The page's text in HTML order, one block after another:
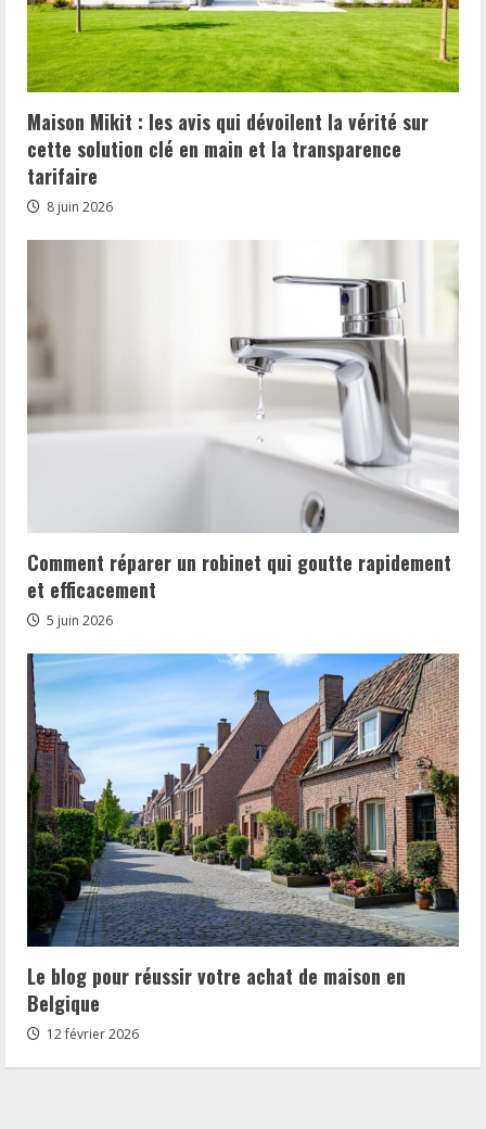
Maison Mikit : les avis qui dévoilent la vérité sur
cette solution clé en main et la transparence
tarifaire
8 juin 2026
Comment réparer un robinet qui goutte rapidement
et efficacement
5 juin 2026
Le blog pour réussir votre achat de maison en
Belgique
12 février 2026